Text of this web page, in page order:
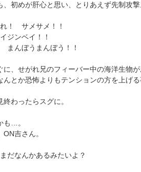
、初めが肝心と思い、とりあえず先制攻
！ サメサメ！！
ンベイ！！
んぼうまんぼう！！
に、せがれ兄のフィーバー中の海洋生物
んとか恐怖よりもテンションの方を上げ
わったらスグに。
も…。
吉さん。
だなんかあるみたいよ？